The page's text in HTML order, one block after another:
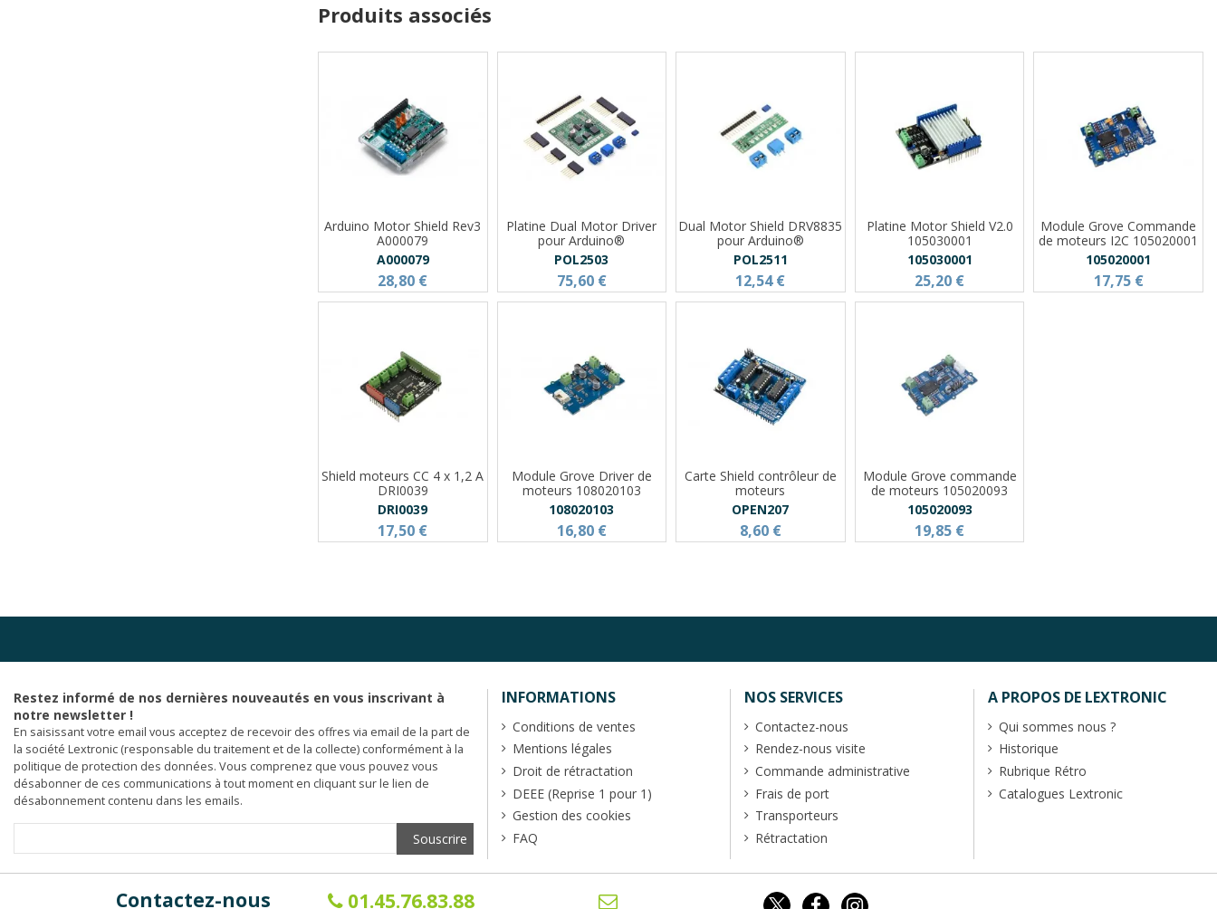
Produits associés
Arduino Motor Shield Rev3
A000079
A000079
28,80 €
Platine Dual Motor Driver
pour Arduino®
POL2503
75,60 €
Dual Motor Shield DRV8835
pour Arduino®
POL2511
12,54 €
Platine Motor Shield V2.0
105030001
105030001
25,20 €
Module Grove Commande
de moteurs I2C 105020001
105020001
17,75 €
Shield moteurs CC 4 x 1,2 A
DRI0039
DRI0039
17,50 €
Module Grove Driver de
moteurs 108020103
108020103
16,80 €
Carte Shield contrôleur de
moteurs
OPEN207
8,60 €
Module Grove commande
de moteurs 105020093
105020093
19,85 €
Restez informé de nos dernières nouveautés en vous inscrivant à
notre newsletter !
En saisissant votre email vous acceptez de recevoir des offres via email de la part de
la société Lextronic (responsable du traitement et de la collecte) conformément à la
politique de protection des données. Vous comprenez que vous pouvez vous
désabonner de ces communications à tout moment en cliquant sur le lien de
désabonnement contenu dans les emails.
INFORMATIONS
Conditions de ventes
Mentions légales
Droit de rétractation
DEEE (Reprise 1 pour 1)
Gestion des cookies
FAQ
NOS SERVICES
Contactez-nous
Rendez-nous visite
Commande administrative
Frais de port
Transporteurs
Rétractation
A PROPOS DE LEXTRONIC
Qui sommes nous ?
Historique
Rubrique Rétro
Catalogues Lextronic
Contactez-nous 01.45.76.83.88